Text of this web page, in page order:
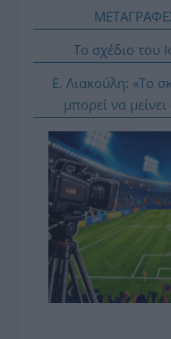
Το σχέδιο του
Ε. Λιακούλη: «Το
μπορεί να